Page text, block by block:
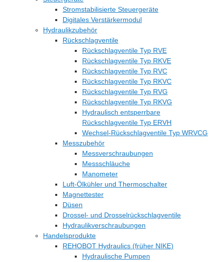
Stromstabilisierte Steuergeräte
Digitales Verstärkermodul
Hydraulikzubehör
Rückschlagventile
Rückschlagventile Typ RVE
Rückschlagventile Typ RKVE
Rückschlagventile Typ RVC
Rückschlagventile Typ RKVC
Rückschlagventile Typ RVG
Rückschlagventile Typ RKVG
Hydraulisch entsperrbare
Rückschlagventile Typ ERVH
Wechsel-Rückschlagventile Typ WRVCG
Messzubehör
Messverschraubungen
Messschläuche
Manometer
Luft-Ölkühler und Thermoschalter
Magnettester
Düsen
Drossel- und Drosselrückschlagventile
Hydraulikverschraubungen
Handelsprodukte
REHOBOT Hydraulics (früher NIKE)
Hydraulische Pumpen